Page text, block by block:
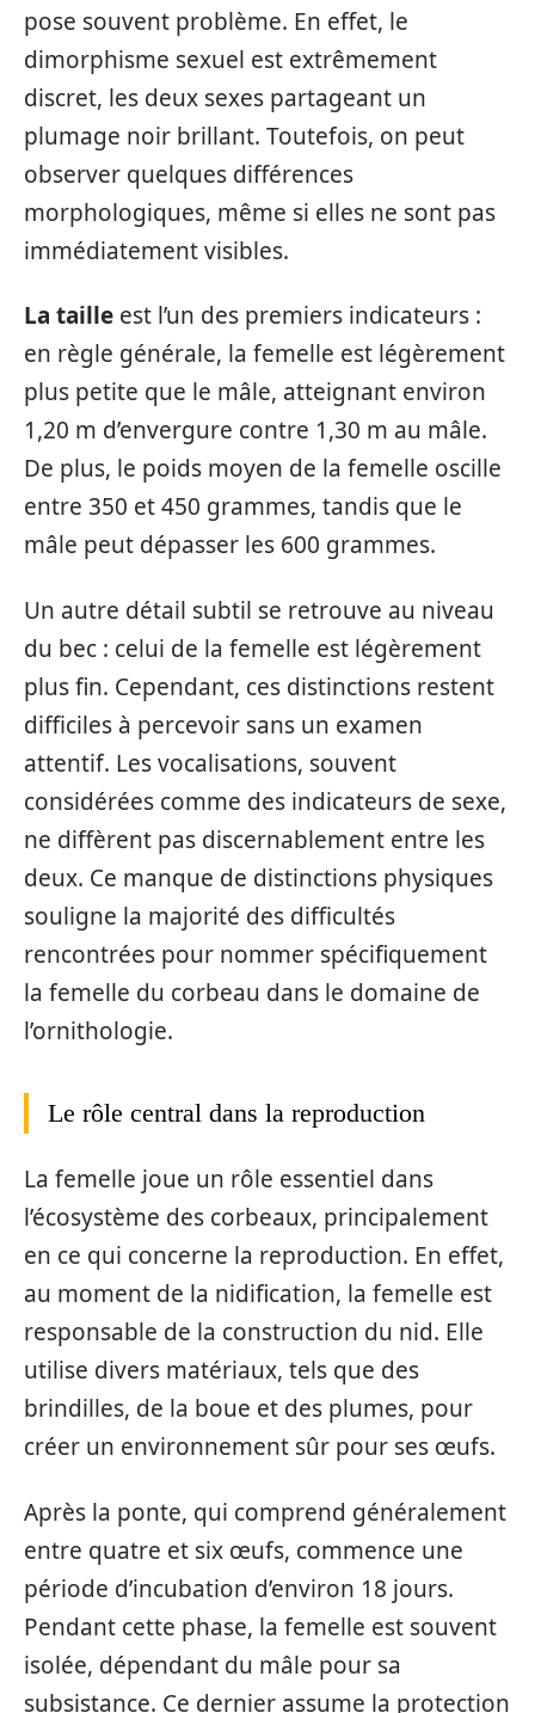
pose souvent problème. En effet, le
dimorphisme sexuel est extrêmement
discret, les deux sexes partageant un
plumage noir brillant. Toutefois, on peut
observer quelques différences
morphologiques, même si elles ne sont pas
immédiatement visibles.
La taille est l’un des premiers indicateurs :
en règle générale, la femelle est légèrement
plus petite que le mâle, atteignant environ
1,20 m d’envergure contre 1,30 m au mâle.
De plus, le poids moyen de la femelle oscille
entre 350 et 450 grammes, tandis que le
mâle peut dépasser les 600 grammes.
Un autre détail subtil se retrouve au niveau
du bec : celui de la femelle est légèrement
plus fin. Cependant, ces distinctions restent
difficiles à percevoir sans un examen
attentif. Les vocalisations, souvent
considérées comme des indicateurs de sexe,
ne diffèrent pas discernablement entre les
deux. Ce manque de distinctions physiques
souligne la majorité des difficultés
rencontrées pour nommer spécifiquement
la femelle du corbeau dans le domaine de
l’ornithologie.
Le rôle central dans la reproduction
La femelle joue un rôle essentiel dans
l’écosystème des corbeaux, principalement
en ce qui concerne la reproduction. En effet,
au moment de la nidification, la femelle est
responsable de la construction du nid. Elle
utilise divers matériaux, tels que des
brindilles, de la boue et des plumes, pour
créer un environnement sûr pour ses œufs.
Après la ponte, qui comprend généralement
entre quatre et six œufs, commence une
période d’incubation d’environ 18 jours.
Pendant cette phase, la femelle est souvent
isolée, dépendant du mâle pour sa
subsistance. Ce dernier assume la protection